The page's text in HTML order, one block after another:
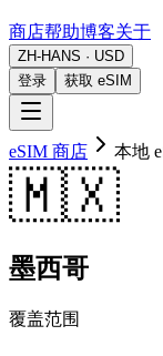
商店帮助博客关于
ZH-HANS · USD
登录
获取 eSIM
eSIM 商店 本地
🇲🇽
墨西哥
覆盖范围